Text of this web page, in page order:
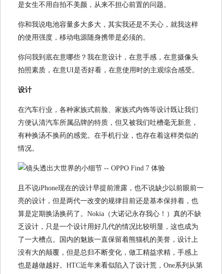
是女生不用自拍不美颜，从来不担心前置的问题。
你和我说电池容量多大多大，其实我还是不关心，就我这样
的使用强度，移动电源随身携带是必须的。
你问我到底在意哪些？我在意设计，在意手感，在意摄像头
拍照素质，在意UI是否好看，在意使用时的主观综合感受。
设计
在汽车行业，各种家族式前脸、家族式内饰等设计既让我们
方便认清汽车所属品牌的特质，但又被我们吐槽毫无新意，
有种换汤不换药的感觉。在手机行业，也存在着这样类似的
情况。
且不说iPhone现在的设计早提前泄露，也不说缺少以前眼前一
亮的设计，但是两代一改变的规律目前还是基本保持着，也
算是定期换汤换药了。Nokia（大诺记永存我心！）真的不缺
乏设计，只是一个设计用好几代的情况比较明显，这也成为
了一大槽点。国内的魅族一直保留着熊猫机的美誉，设计上
没有大的颠覆，但是总归不断变化，做工精益求精，手感上
也是越做越好。HTC近年来看似陷入了设计荒，One系列从第